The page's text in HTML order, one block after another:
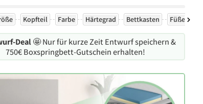
Kopfteil Farbe Härtegrad Bettkasten Füße
Deal🤩 Nur für kurze Zeit Entwurf speichern &
750€ Boxspringbett-Gutschein erhalten!